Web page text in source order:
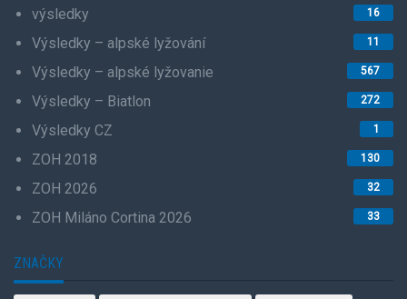
výsledky 16
Výsledky – alpské lyžování 11
Výsledky – alpské lyžovanie 567
Výsledky – Biatlon 272
Výsledky CZ 1
ZOH 2018 130
ZOH 2026 32
ZOH Miláno Cortina 2026 33
ZNAČKY